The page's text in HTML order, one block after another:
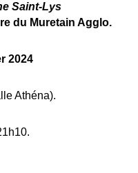
Saint-Lys
du Muretain Agglo.
2024
Athéna).